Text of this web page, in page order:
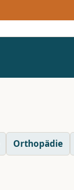
Orthopädie